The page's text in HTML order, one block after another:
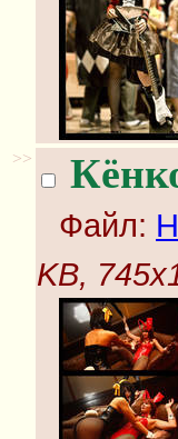
>>
Файл:
KB,